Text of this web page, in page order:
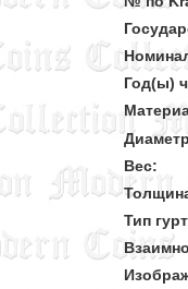
Год(ы)
Вес:
Тип